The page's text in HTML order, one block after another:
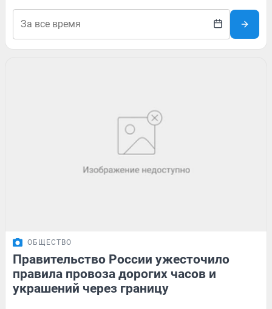
ОБЩЕСТВО
Правительство России ужесточило
правила провоза дорогих часов и
украшений через границу